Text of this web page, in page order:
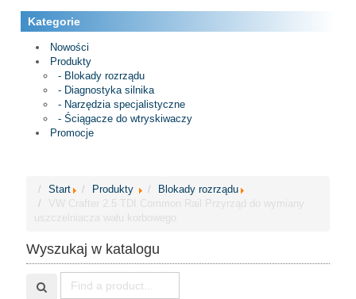
Kategorie
Nowości
Produkty
- Blokady rozrządu
- Diagnostyka silnika
- Narzędzia specjalistyczne
- Ściągacze do wtryskiwaczy
Promocje
Start Produkty
Blokady rozrządu
VW Crafter 2.5 TDI Common Rail Przyrząd do wymiany
uszczelniacza wału korbowego
Wyszukaj w katalogu